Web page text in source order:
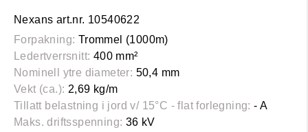
Nexans art.nr. 10540622
Forpakning: Trommel (1000m)
Ledertverrsnitt: 400 mm²
Nominell ytre diameter: 50,4 mm
Vekt (ca.): 2,69 kg/m
Tillatt belastning i jord v/ 15°C - flat forlegning: - A
Maks. driftsspenning: 36 kV